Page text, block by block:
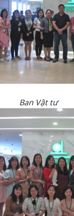
Ban Vật tư